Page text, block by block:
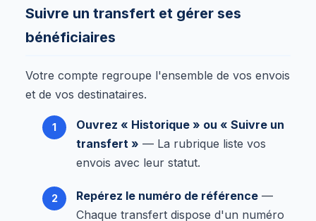
Suivre un transfert et gérer ses
bénéficiaires
Votre compte regroupe l'ensemble de vos envois
et de vos destinataires.
Ouvrez « Historique » ou « Suivre un
transfert » — La rubrique liste vos
envois avec leur statut.
Repérez le numéro de référence —
Chaque transfert dispose d'un numéro